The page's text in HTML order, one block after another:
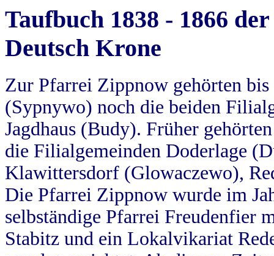
Taufbuch 1838 - 1866
Deutsch Krone
Zur Pfarrei Zippnow gehörten
(Sypnywo) noch die beiden
Jagdhaus (Budy). Früher
die Filialgemeinden Doderlage
Klawittersdorf (Glowaczewo),
Die Pfarrei Zippnow wurde im
selbständige Pfarrei Freudenfier
Stabitz und ein Lokalvikariat